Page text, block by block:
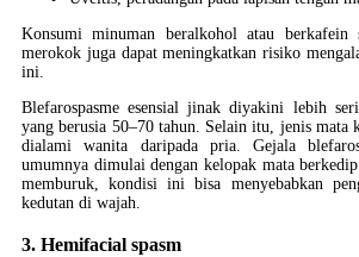
Konsumi minuman beralkohol atau berkafein
merokok juga dapat meningkatkan risiko
ini.
Blefarospasme esensial jinak diyakini lebih
yang berusia 50–70 tahun. Selain itu, jenis mata
dialami wanita daripada pria. Gejala
umumnya dimulai dengan kelopak mata
memburuk, kondisi ini bisa menyebabkan
kedutan di wajah.
3. Hemifacial spasm